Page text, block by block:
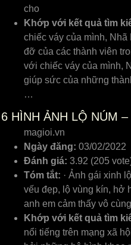
cho
Khớp với kết quả tìm
chiếc váy của mình,
đỡ của các thành viên
với chiếc váy của mình,
giúp sức của những
…
6 HÌNH ẢNH LỘ NÚM
magioi.vn
Ngày đăng: 03/02/2022
Đánh giá: 3.92 (205
Tóm tắt: · Ảnh gái xinh
vếu đẹp, lộ vùng kín, hở
anh em cảm thấy vô
Khớp với kết quả tìm
nổi tiếng trên mạng xã